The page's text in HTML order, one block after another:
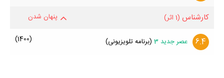
کارشناس (1 اثر) پنهان شدن
6.4 عصر جدید 3 (برنامه تلویزیونی) (1400)